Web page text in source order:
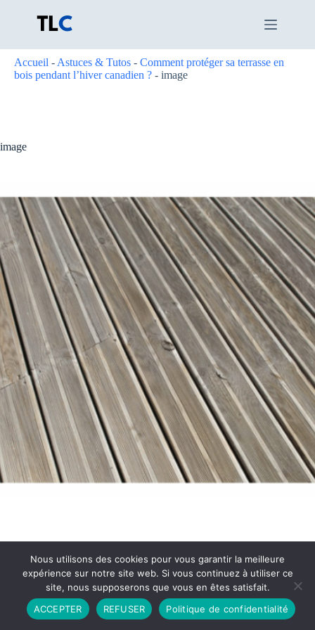
Accueil - Astuces & Tutos - Comment protéger sa terrasse en
bois pendant l’hiver canadien ? - image
image
Partenariat Contact
Politique de Confidentialité
CGU
Copyright © 2026 - Propulsé par DIEUDUDIABLE
Nous utilisons des cookies pour vous garantir la meilleure
expérience sur notre site web. Si vous continuez à utiliser ce
site, nous supposerons que vous en êtes satisfait.
ACCEPTER
REFUSER Politique de confidentialité